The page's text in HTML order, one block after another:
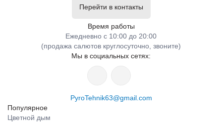
Перейти в контакты
Время работы
Ежедневно с 10:00 до 20:00
(продажа салютов круглосуточно, звоните)
Мы в социальных сетях:
PyroTehnik63@gmail.com
Популярное
Цветной дым